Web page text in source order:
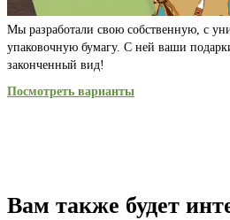
Мы разработали свою собственную, с
упаковочную бумагу. С ней ваши
законченный вид!
Посмотреть варианты
Вам также будет